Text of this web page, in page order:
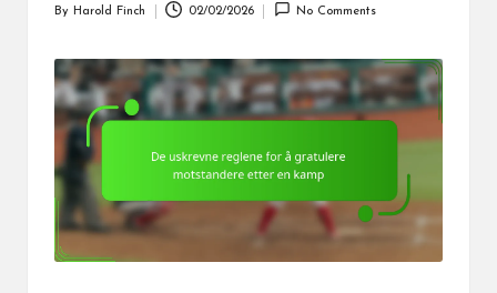
By Harold Finch 02/02/2026 No Comments